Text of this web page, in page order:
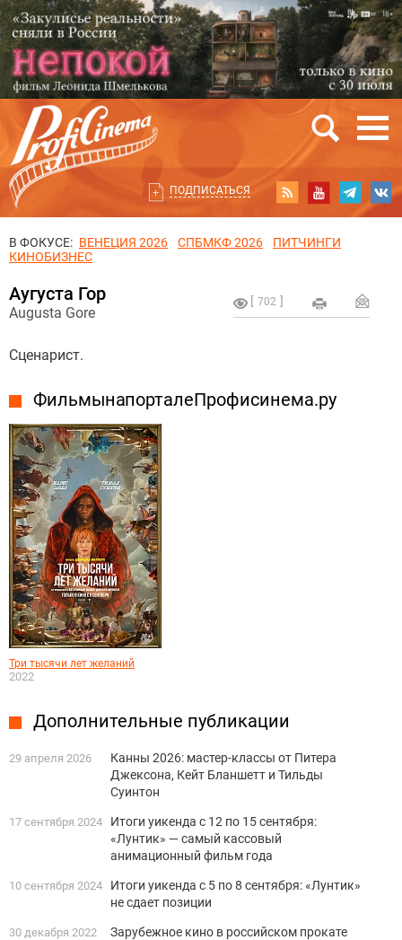
ПОДПИСАТЬСЯ
В ФОКУСЕ: ВЕНЕЦИЯ 2026 СПБМКФ 2026
ПИТЧИНГИ
КИНОБИЗНЕС
702
Аугуста Гор
Augusta Gore
Сценарист.
Фильмы на портале Профисинема.ру
Три тысячи лет желаний
2022
Дополнительные публикации
29 апреля 2026
Канны 2026: мастер-классы от Питера
Джексона, Кейт Бланшетт и Тильды
Суинтон
17 сентября 2024
Итоги уикенда с 12 по 15 сентября:
«Лунтик» — самый кассовый
анимационный фильм года
10 сентября 2024
Итоги уикенда с 5 по 8 сентября: «Лунтик»
не сдает позиции
30 декабря 2022
Зарубежное кино в российском прокате